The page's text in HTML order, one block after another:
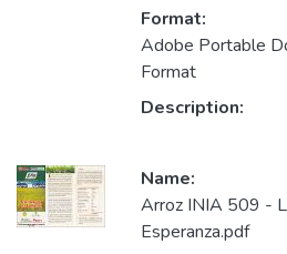
Format:
Adobe Portable
Format
Description:
Name:
Arroz INIA 509 -
Esperanza.pdf